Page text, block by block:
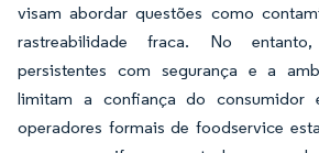
visam abordar questões como
rastreabilidade fraca. No
persistentes com segurança e a
limitam a confiança do consumidor
operadores formais de foodservice